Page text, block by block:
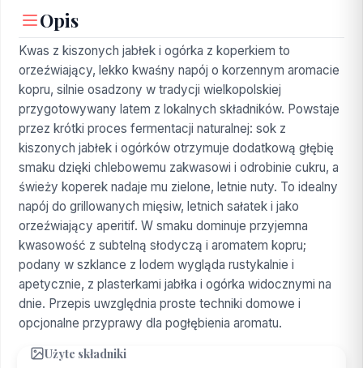
Opis
Kwas z kiszonych jabłek i ogórka z koperkiem to
orzeźwiający, lekko kwaśny napój o korzennym aromacie
kopru, silnie osadzony w tradycji wielkopolskiej
przygotowywany latem z lokalnych składników. Powstaje
przez krótki proces fermentacji naturalnej: sok z
kiszonych jabłek i ogórków otrzymuje dodatkową głębię
smaku dzięki chlebowemu zakwasowi i odrobinie cukru, a
świeży koperek nadaje mu zielone, letnie nuty. To idealny
napój do grillowanych mięsiw, letnich sałatek i jako
orzeźwiający aperitif. W smaku dominuje przyjemna
kwasowość z subtelną słodyczą i aromatem kopru;
podany w szklance z lodem wygląda rustykalnie i
apetycznie, z plasterkami jabłka i ogórka widocznymi na
dnie. Przepis uwzględnia proste techniki domowe i
opcjonalne przyprawy dla pogłębienia aromatu.
Użyte składniki